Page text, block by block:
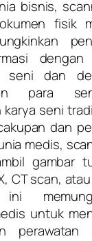
bisnis,
fisik
seni dan
para
seni
dan
medis,
gambar
CT scan,
ini
untuk